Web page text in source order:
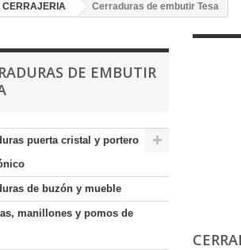
CERRAJERIA Cerraduras de embutir Tesa
DE EMBUTIR
puerta cristal y portero
de buzón y mueble
manillones y pomos de